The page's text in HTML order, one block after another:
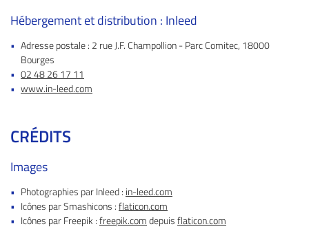
Accueil
Remorquage
Carrosserie
Hébergement et distribution : Inleed
Adresse postale : 2 rue J.F. Champollion - Parc Comitec, 18000
Bourges
02 48 26 17 11
www.in-leed.com
CRÉDITS
Images
Photographies par Inleed : in-leed.com
Icônes par Smashicons :flaticon.com
Icônes par Freepik :freepik.comdepuisflaticon.com